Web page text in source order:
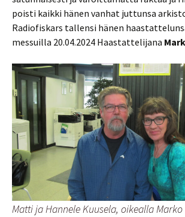
poisti kaikki hänen vanhat juttunsa
Radiofiskars tallensi hänen
messuilla 20.04.2024 Haastattelijana
Matti ja Hannele Kuusela, oikealla Marko